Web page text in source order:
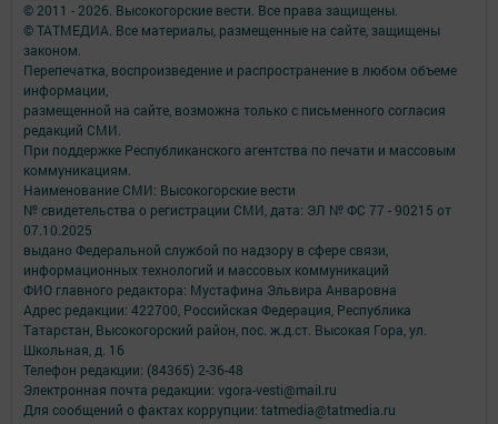
© 2011 - 2026. Высокогорские вести. Все права защищены.
© ТАТМЕДИА. Все материалы, размещенные на сайте, защищены
законом.
Перепечатка, воспроизведение и распространение в любом объеме
информации,
размещенной на сайте, возможна только с письменного согласия
редакций СМИ.
При поддержке Республиканского агентства по печати и массовым
коммуникациям.
Наименование СМИ: Высокогорские вести
№ свидетельства о регистрации СМИ, дата: ЭЛ № ФС 77 - 90215 от
07.10.2025
выдано Федеральной службой по надзору в сфере связи,
информационных технологий и массовых коммуникаций
ФИО главного редактора: Мустафина Эльвира Анваровна
Адрес редакции: 422700, Российская Федерация, Республика
Татарстан, Высокогорский район, пос. ж.д.ст. Высокая Гора, ул.
Школьная, д. 16
Телефон редакции: (84365) 2-36-48
Электронная почта редакции: vgora-vesti@mail.ru
Для сообщений о фактах коррупции: tatmedia@tatmedia.ru